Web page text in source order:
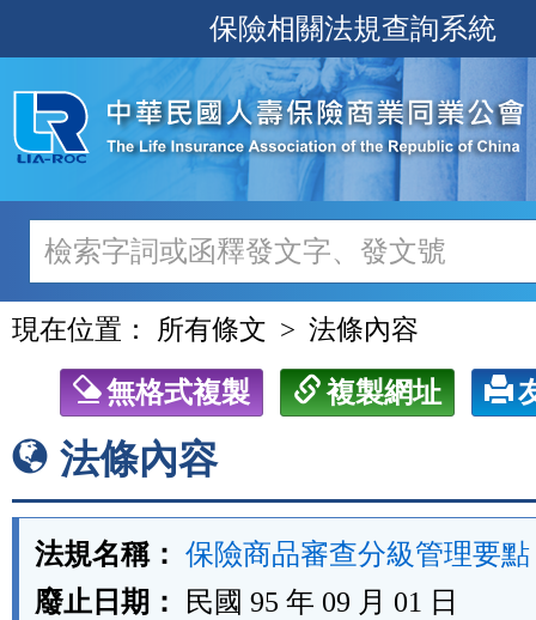
至
主
內
容
保險相關法規查詢系統
現在位置： 所有條文 法條內容
無格式複製 複製網址
法條內容
法規名稱： 保險商品審查分級管理要點
廢止日期：
民國 95 年 09 月 01 日